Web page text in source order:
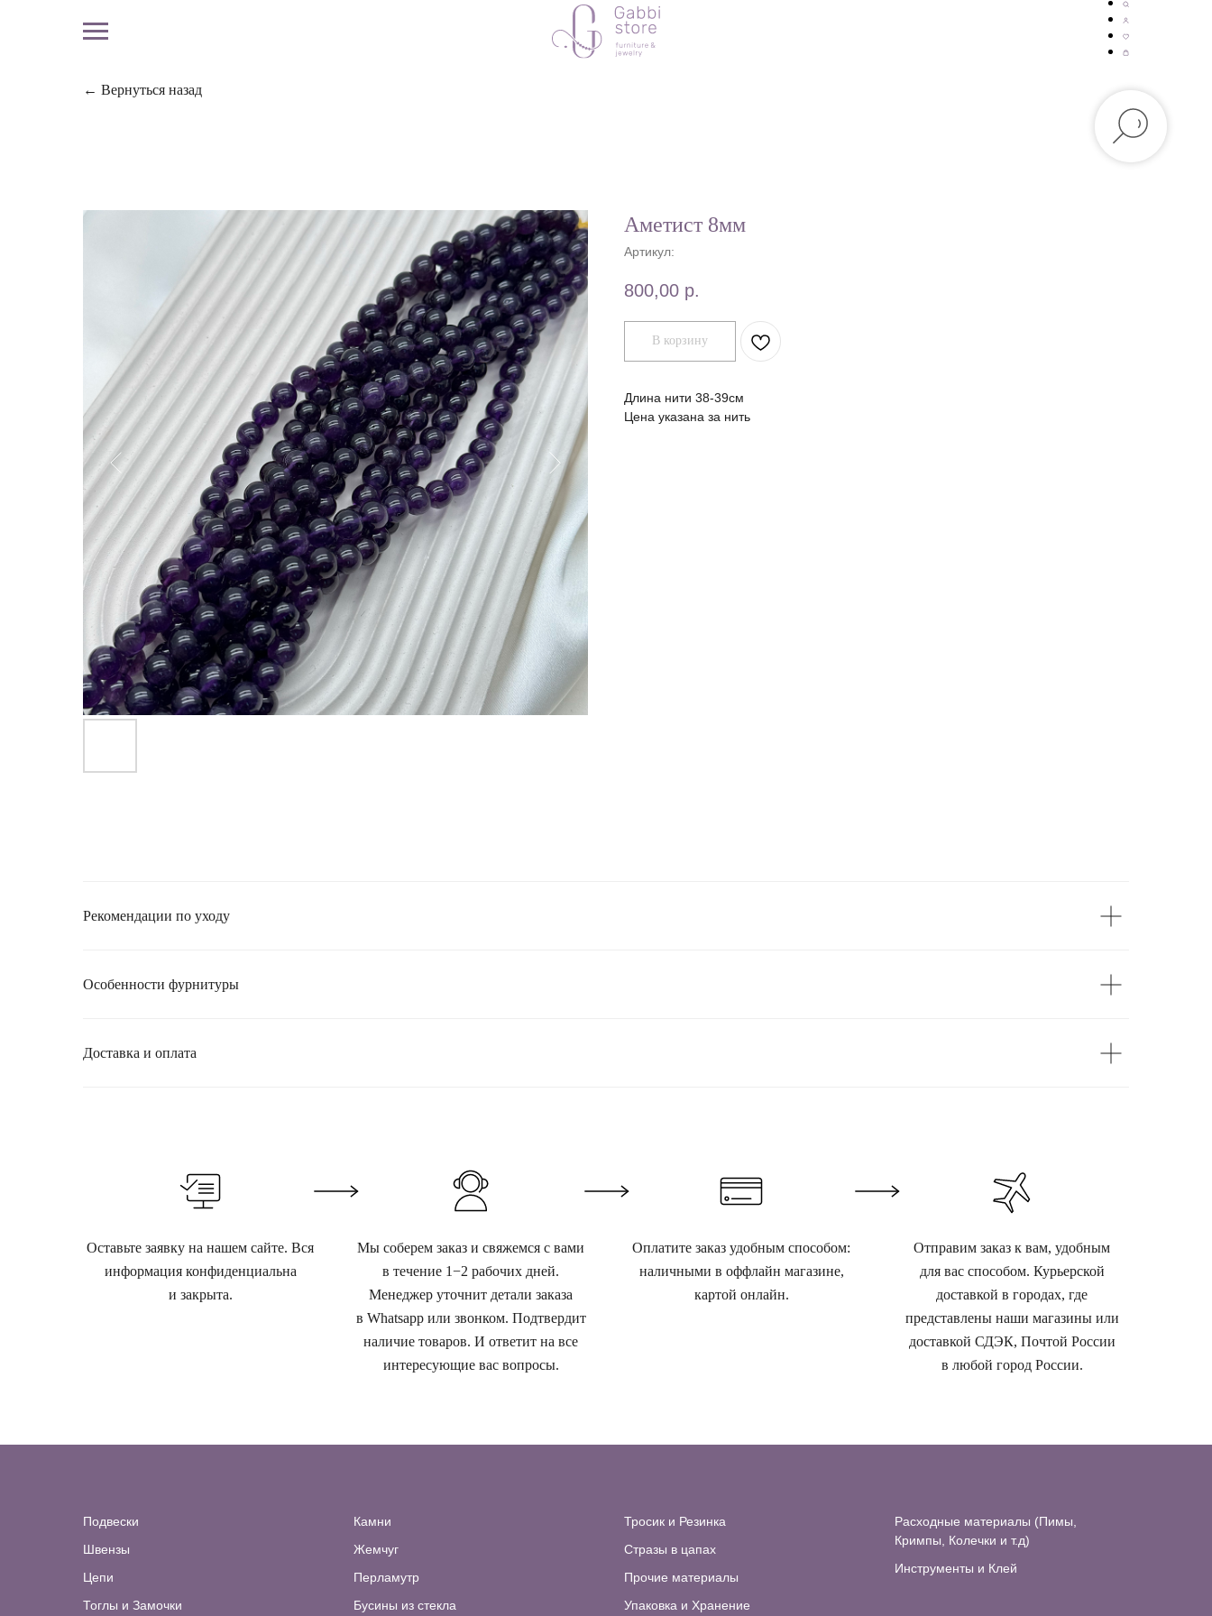
← Вернуться назад
Аметист 8мм
Артикул:
800,00 р.
В корзину
Длина нити 38-39см
Цена указана за нить
Рекомендации по уходу
Особенности фурнитуры
Доставка и оплата
Оставьте заявку на нашем сайте. Вся
информация конфиденциальна
и закрыта.
Мы соберем заказ и свяжемся с вами
в течение 1−2 рабочих дней.
Менеджер уточнит детали заказа
в Whatsapp или звонком. Подтвердит
наличие товаров. И ответит на все
интересующие вас вопросы.
Оплатите заказ удобным способом:
наличными в оффлайн магазине,
картой онлайн.
Отправим заказ к вам, удобным
для вас способом. Курьерской
доставкой в городах, где
представлены наши магазины или
доставкой СДЭК, Почтой России
в любой город России.
Подвески
Швензы
Цепи
Тоглы и Замочки
Камни
Жемчуг
Перламутр
Бусины из стекла
Тросик и Резинка
Стразы в цапах
Прочие материалы
Упаковка и Хранение
Расходные материалы (Пимы,
Кримпы, Колечки и т.д)
Инструменты и Клей